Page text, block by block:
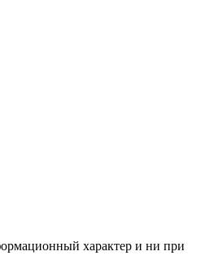
характер и ни при